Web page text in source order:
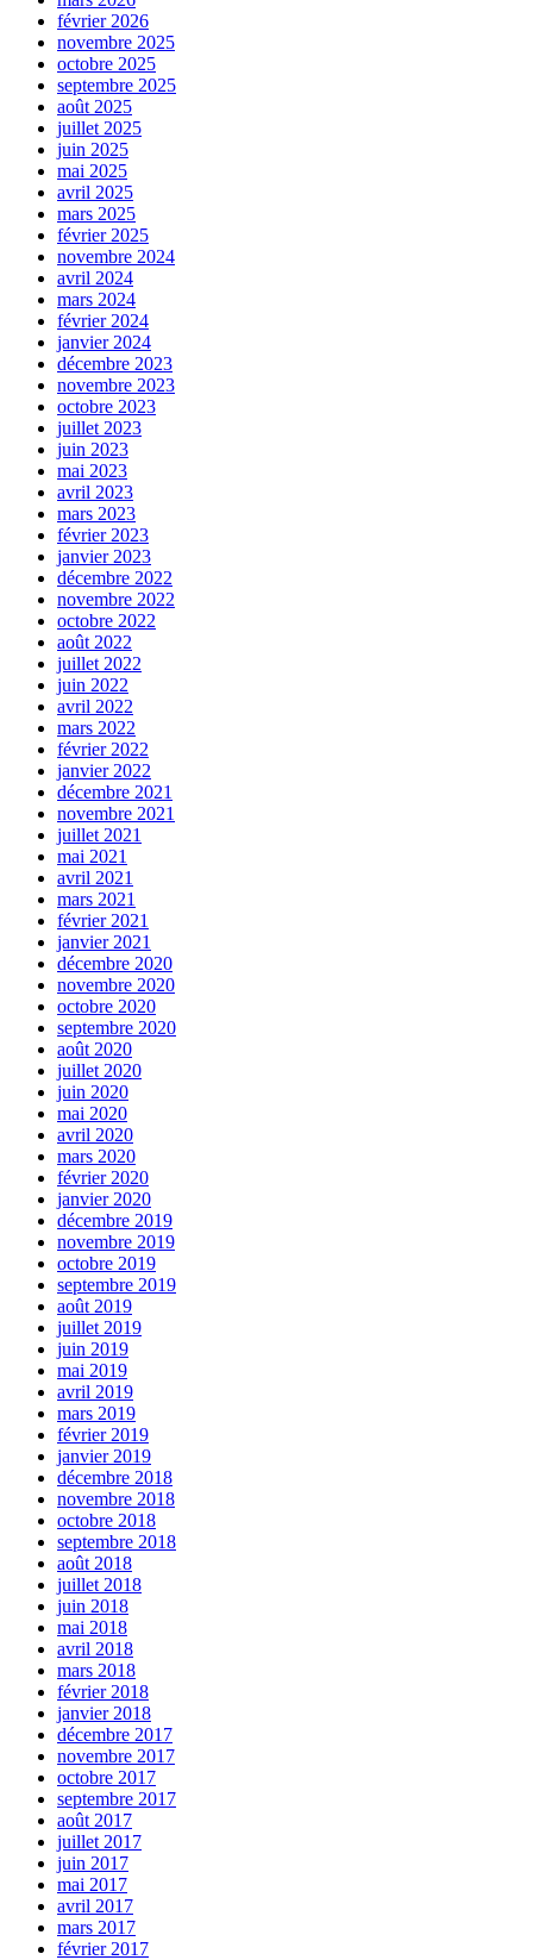
février 2026
novembre 2025
octobre 2025
septembre 2025
août 2025
juillet 2025
juin 2025
mai 2025
avril 2025
mars 2025
février 2025
novembre 2024
avril 2024
mars 2024
février 2024
janvier 2024
décembre 2023
novembre 2023
octobre 2023
juillet 2023
juin 2023
mai 2023
avril 2023
mars 2023
février 2023
janvier 2023
décembre 2022
novembre 2022
octobre 2022
août 2022
juillet 2022
juin 2022
avril 2022
mars 2022
février 2022
janvier 2022
décembre 2021
novembre 2021
juillet 2021
mai 2021
avril 2021
mars 2021
février 2021
janvier 2021
décembre 2020
novembre 2020
octobre 2020
septembre 2020
août 2020
juillet 2020
juin 2020
mai 2020
avril 2020
mars 2020
février 2020
janvier 2020
décembre 2019
novembre 2019
octobre 2019
septembre 2019
août 2019
juillet 2019
juin 2019
mai 2019
avril 2019
mars 2019
février 2019
janvier 2019
décembre 2018
novembre 2018
octobre 2018
septembre 2018
août 2018
juillet 2018
juin 2018
mai 2018
avril 2018
mars 2018
février 2018
janvier 2018
décembre 2017
novembre 2017
octobre 2017
septembre 2017
août 2017
juillet 2017
juin 2017
mai 2017
avril 2017
mars 2017
février 2017